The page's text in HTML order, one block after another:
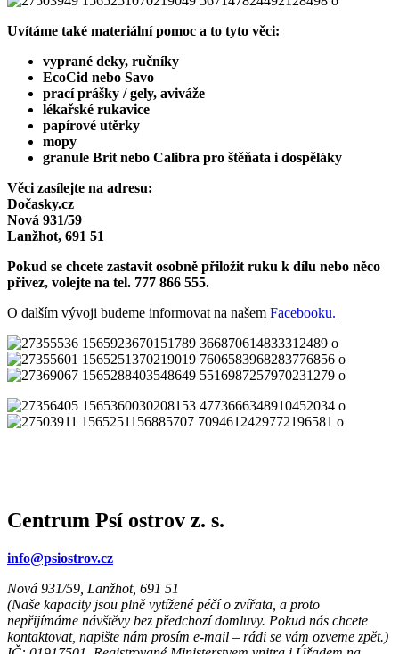
Uvítáme také materiální pomoc a to tyto věci:
vyprané deky, ručníky
EcoCid nebo Savo
prací prášky / gely, aviváže
lékařské rukavice
papírové utěrky
mopy
granule Brit nebo Calibra pro štěňata i dospěláky
Věci zasílejte na adresu:
Dočasky.cz
Nová 931/59
Lanžhot, 691 51
Pokud se chcete zastavit osobně přiložit ruku k dílu nebo něco
přivez, volejte na tel. 777 866 555.
O dalším vývoji budeme informovat na našem Facebooku.
Centrum Psí ostrov z. s.
info@psiostrov.cz
Nová 931/59, Lanžhot, 691 51
(Naše kapacity jsou plně vytížené péčí o zvířata, a proto
nepřijímáme návštěvy bez předchozí domluvy. Pokud nás chcete
kontaktovat, napište nám prosím e-mail – rádi se vám ozveme zpět.)